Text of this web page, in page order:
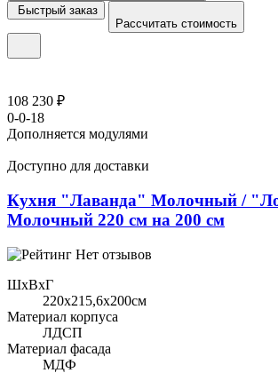
Быстрый заказ
Рассчитать стоимость
108 230 ₽
0-0-18
Дополняется модулями
Доступно для доставки
Кухня "Лаванда" Молочный /
Молочный 220 см на 200 см
Нет отзывов
ШхВхГ
220x215,6х200см
Материал корпуса
ЛДСП
Материал фасада
МДФ